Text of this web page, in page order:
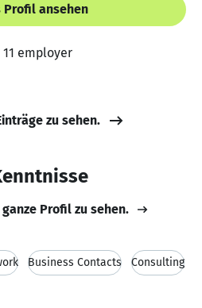
Profil ansehen
employer
zu sehen.
Profil zu sehen.
Business Contacts Consulting